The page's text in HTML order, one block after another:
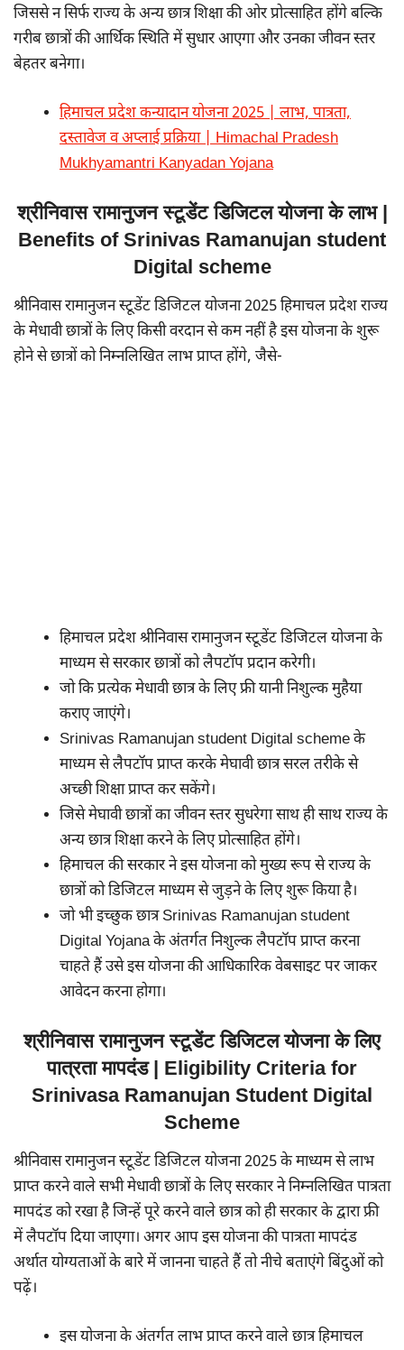
जिससे न सिर्फ राज्य के अन्य छात्र शिक्षा की ओर प्रोत्साहित होंगे बल्कि
गरीब छात्रों की आर्थिक स्थिति में सुधार आएगा और उनका जीवन स्तर
बेहतर बनेगा।
हिमाचल प्रदेश कन्यादान योजना 2025 | लाभ, पात्रता,
दस्तावेज व अप्लाई प्रक्रिया | Himachal Pradesh
Mukhyamantri Kanyadan Yojana
श्रीनिवास रामानुजन स्टूडेंट डिजिटल योजना के लाभ |
Benefits of Srinivas Ramanujan student
Digital scheme
श्रीनिवास रामानुजन स्टूडेंट डिजिटल योजना 2025 हिमाचल प्रदेश राज्य
के मेधावी छात्रों के लिए किसी वरदान से कम नहीं है इस योजना के शुरू
होने से छात्रों को निम्नलिखित लाभ प्राप्त होंगे, जैसे-
हिमाचल प्रदेश श्रीनिवास रामानुजन स्टूडेंट डिजिटल योजना के
माध्यम से सरकार छात्रों को लैपटॉप प्रदान करेगी।
जो कि प्रत्येक मेधावी छात्र के लिए फ्री यानी निशुल्क मुहैया
कराए जाएंगे।
Srinivas Ramanujan student Digital scheme के
माध्यम से लैपटॉप प्राप्त करके मेघावी छात्र सरल तरीके से
अच्छी शिक्षा प्राप्त कर सकेंगे।
जिसे मेघावी छात्रों का जीवन स्तर सुधरेगा साथ ही साथ राज्य के
अन्य छात्र शिक्षा करने के लिए प्रोत्साहित होंगे।
हिमाचल की सरकार ने इस योजना को मुख्य रूप से राज्य के
छात्रों को डिजिटल माध्यम से जुड़ने के लिए शुरू किया है।
जो भी इच्छुक छात्र Srinivas Ramanujan student
Digital Yojana के अंतर्गत निशुल्क लैपटॉप प्राप्त करना
चाहते हैं उसे इस योजना की आधिकारिक वेबसाइट पर जाकर
आवेदन करना होगा।
श्रीनिवास रामानुजन स्टूडेंट डिजिटल योजना के लिए
पात्रता मापदंड | Eligibility Criteria for
Srinivasa Ramanujan Student Digital
Scheme
श्रीनिवास रामानुजन स्टूडेंट डिजिटल योजना 2025 के माध्यम से लाभ
प्राप्त करने वाले सभी मेधावी छात्रों के लिए सरकार ने निम्नलिखित पात्रता
मापदंड को रखा है जिन्हें पूरे करने वाले छात्र को ही सरकार के द्वारा फ्री
में लैपटॉप दिया जाएगा। अगर आप इस योजना की पात्रता मापदंड
अर्थात योग्यताओं के बारे में जानना चाहते हैं तो नीचे बताएंगे बिंदुओं को
पढ़ें।
इस योजना के अंतर्गत लाभ प्राप्त करने वाले छात्र हिमाचल